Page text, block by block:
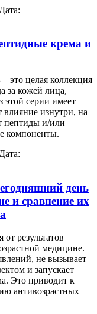
Дата:
крема и
целая коллекция
за кожей лица,
этой серии имеет
влияние изнутри, на
пептиды и/или
компоненты.
Дата:
день
и сравнение их
результатов
медицине.
не вызывает
и запускает
Это приводит к
антивозрастных